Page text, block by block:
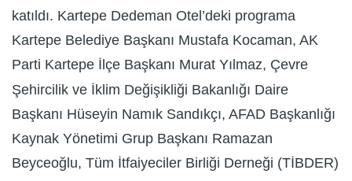
katıldı. Kartepe Dedeman Otel’deki programa
Kartepe Belediye Başkanı Mustafa Kocaman, AK
Parti Kartepe İlçe Başkanı Murat Yılmaz, Çevre
Şehircilik ve İklim Değişikliği Bakanlığı Daire
Başkanı Hüseyin Namık Sandıkçı, AFAD Başkanlığı
Kaynak Yönetimi Grup Başkanı Ramazan
Beyceoğlu, Tüm İtfaiyeciler Birliği Derneği (TİBDER)